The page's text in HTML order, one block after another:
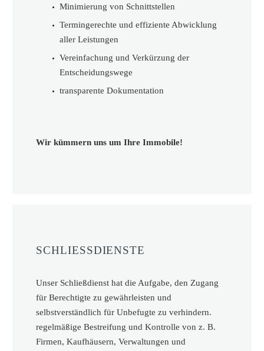
Minimierung von Schnittstellen
Termingerechte und effiziente Abwicklung
aller Leistungen
Vereinfachung und Verkürzung der
Entscheidungswege
transparente Dokumentation
Wir kümmern uns um Ihre Immobile!
SCHLIESSDIENSTE
Unser Schließdienst hat die Aufgabe, den Zugang
für Berechtigte zu gewährleisten und
selbstverständlich für Unbefugte zu verhindern.
regelmäßige Bestreifung und Kontrolle von z. B.
Firmen, Kaufhäusern, Verwaltungen und